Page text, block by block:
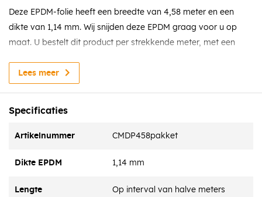
Deze EPDM-folie heeft een breedte van 4,58 meter en een
dikte van 1,14 mm. Wij snijden deze EPDM graag voor u op
maat. U bestelt dit product per strekkende meter, met een
Neem dan contact met ons op voor een vrijblijvende offerte.
EPDM kit
Lees meer
Specificaties
Artikelnummer CMDP458pakket
Dikte EPDM 1,14 mm
Lengte Op interval van halve meters